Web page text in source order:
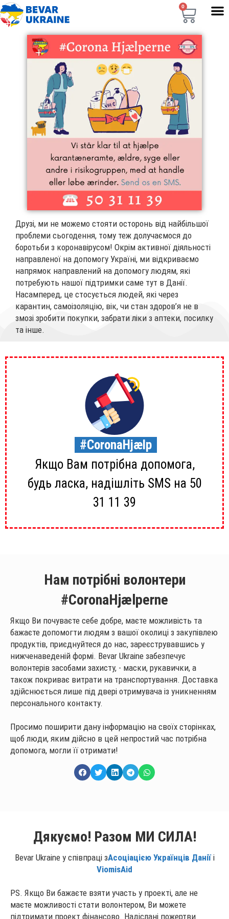
0
Друзі, ми не можемо стояти осторонь від найбільшої
проблеми сьогодення, тому теж долучаємося до
боротьби з коронавірусом! Окрім активної діяльності
направленої на допомогу Україні, ми відкриваємо
напрямок направлений на допомогу людям, які
потребують нашої підтримки саме тут в Данії.
Насамперед, це стосується людей, які через
карантин, самоізоляцію, вік, чи стан здоров’я не в
змозі зробити покупки, забрати ліки з аптеки, посилку
та інше.
#CoronaHjælp
Якщо Вам потрібна допомога,
будь ласка, надішліть SMS на 50
31 11 39
Нам потрібні волонтери
#CoronaHjælperne
Якщо Ви почуваєте себе добре, маєте можливість та
бажаєте допомогти людям з вашої околиці з закупівлею
продуктів, приєднуйтеся до нас, зареєструвавшись у
нижченаведеній формі. Bevar Ukraine забезпечує
волонтерів засобами захисту, - маски, рукавички, а
також покриває витрати на транспортування. Доставка
здійснюється лише під двері отримувача із уникненням
персонального контакту.
Просимо поширити дану інформацію на своїх сторінках,
щоб люди, яким дійсно в цей непростий час потрібна
допомога, могли її отримати!
Дякуємо! Разом МИ СИЛА!
Bevar Ukraine у співпраці зАсоціацією Українців Даніїі
ViomisAid
PS. Якщо Ви бажаєте взяти участь у проекті, але не
маєте можливості стати волонтером, Ви можете
підтримати проект фінансово. Надіслані пожертви